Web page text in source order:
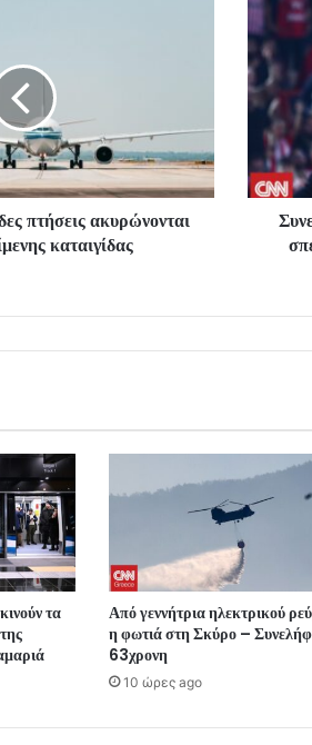
πτήσεις ακυρώνονται
καταιγίδας
τα
Από γεννήτρια ηλεκτρικού
η φωτιά στη Σκύρο –
63χρονη
10 ώρες ago